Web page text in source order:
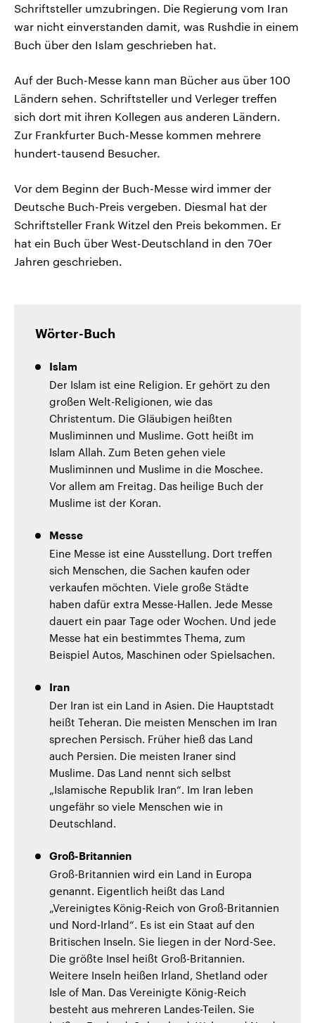
Schriftsteller umzubringen. Die Regierung vom Iran
war nicht einverstanden damit, was Rushdie in einem
Buch über den Islam geschrieben hat.
Auf der Buch-Messe kann man Bücher aus über 100
Ländern sehen. Schriftsteller und Verleger treffen
sich dort mit ihren Kollegen aus anderen Ländern.
Zur Frankfurter Buch-Messe kommen mehrere
hundert-tausend Besucher.
Vor dem Beginn der Buch-Messe wird immer der
Deutsche Buch-Preis vergeben. Diesmal hat der
Schriftsteller Frank Witzel den Preis bekommen. Er
hat ein Buch über West-Deutschland in den 70er
Jahren geschrieben.
Wörter-Buch
Islam
Der Islam ist eine Religion. Er gehört zu den
großen Welt-Religionen, wie das
Christentum. Die Gläubigen heißten
Musliminnen und Muslime. Gott heißt im
Islam Allah. Zum Beten gehen viele
Musliminnen und Muslime in die Moschee.
Vor allem am Freitag. Das heilige Buch der
Muslime ist der Koran.
Messe
Eine Messe ist eine Ausstellung. Dort treffen
sich Menschen, die Sachen kaufen oder
verkaufen möchten. Viele große Städte
haben dafür extra Messe-Hallen. Jede Messe
dauert ein paar Tage oder Wochen. Und jede
Messe hat ein bestimmtes Thema, zum
Beispiel Autos, Maschinen oder Spielsachen.
Iran
Der Iran ist ein Land in Asien. Die Hauptstadt
heißt Teheran. Die meisten Menschen im Iran
sprechen Persisch. Früher hieß das Land
auch Persien. Die meisten Iraner sind
Muslime. Das Land nennt sich selbst
„Islamische Republik Iran“. Im Iran leben
ungefähr so viele Menschen wie in
Deutschland.
Groß-Britannien
Groß-Britannien wird ein Land in Europa
genannt. Eigentlich heißt das Land
„Vereinigtes König-Reich von Groß-Britannien
und Nord-Irland“. Es ist ein Staat auf den
Britischen Inseln. Sie liegen in der Nord-See.
Die größte Insel heißt Groß-Britannien.
Weitere Inseln heißen Irland, Shetland oder
Isle of Man. Das Vereinigte König-Reich
besteht aus mehreren Landes-Teilen. Sie